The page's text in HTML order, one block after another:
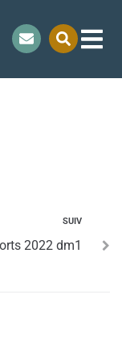
SUIV
2022 dm1